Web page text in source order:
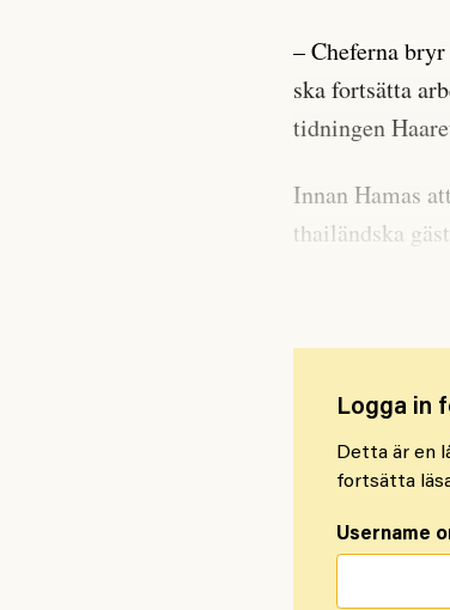
– Cheferna
ska fortsätta
tidningen
Innan Hamas
thailändska
Logga in
Detta är en
fortsätta
Username